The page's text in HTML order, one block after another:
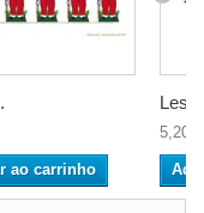
ao carrinho
Les...
5,20 €